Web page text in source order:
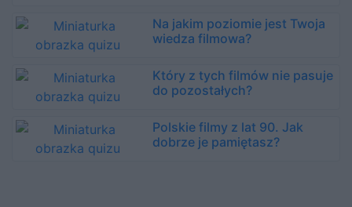
Na jakim poziomie jest Twoja
wiedza filmowa?
Który z tych filmów nie pasuje
do pozostałych?
Polskie filmy z lat 90. Jak
dobrze je pamiętasz?